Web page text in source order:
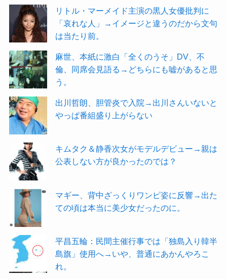
リトル・マーメイド主演の黒人女優批判に
「哀れな人」→イメージと違うのだから文句
は当たり前。
麻世、本紙に激白「全くのうそ」DV、不
倫、同席会見語る→どちらにも嘘があると思
う。
出川哲朗、胆管炎で入院→出川さんいないと
やっぱ番組盛り上がらない
キムタク＆静香次女がモデルデビュー→親は
公表しない方が良かったのでは？
マギー、背中ざっくりワンピ姿に反響→出た
ての頃は本当に美少女だったのに。
平昌五輪：民間主催行事では「独島入り韓半
島旗」使用へ→いや、普通にあかんやろこ
れ。